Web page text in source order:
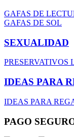
GAFAS DE
GAFAS DE SOL
SEXUALIDAD
PRESERVATIVOS
IDEAS PARA
IDEAS PARA
PAGO